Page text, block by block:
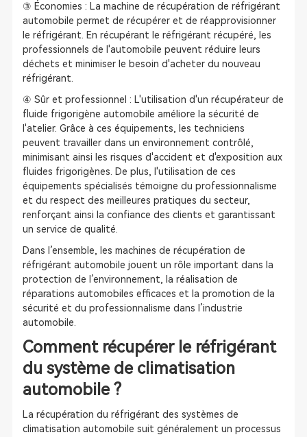
③ Économies : La machine de récupération de réfrigérant
automobile permet de récupérer et de réapprovisionner
le réfrigérant. En récupérant le réfrigérant récupéré, les
professionnels de l'automobile peuvent réduire leurs
déchets et minimiser le besoin d'acheter du nouveau
réfrigérant.
④ Sûr et professionnel : L'utilisation d'un récupérateur de
fluide frigorigène automobile améliore la sécurité de
l'atelier. Grâce à ces équipements, les techniciens
peuvent travailler dans un environnement contrôlé,
minimisant ainsi les risques d'accident et d'exposition aux
fluides frigorigènes. De plus, l'utilisation de ces
équipements spécialisés témoigne du professionnalisme
et du respect des meilleures pratiques du secteur,
renforçant ainsi la confiance des clients et garantissant
un service de qualité.
Dans l’ensemble, les machines de récupération de
réfrigérant automobile jouent un rôle important dans la
protection de l’environnement, la réalisation de
réparations automobiles efficaces et la promotion de la
sécurité et du professionnalisme dans l’industrie
automobile.
Comment récupérer le réfrigérant
du système de climatisation
automobile ?
La récupération du réfrigérant des systèmes de
climatisation automobile suit généralement un processus